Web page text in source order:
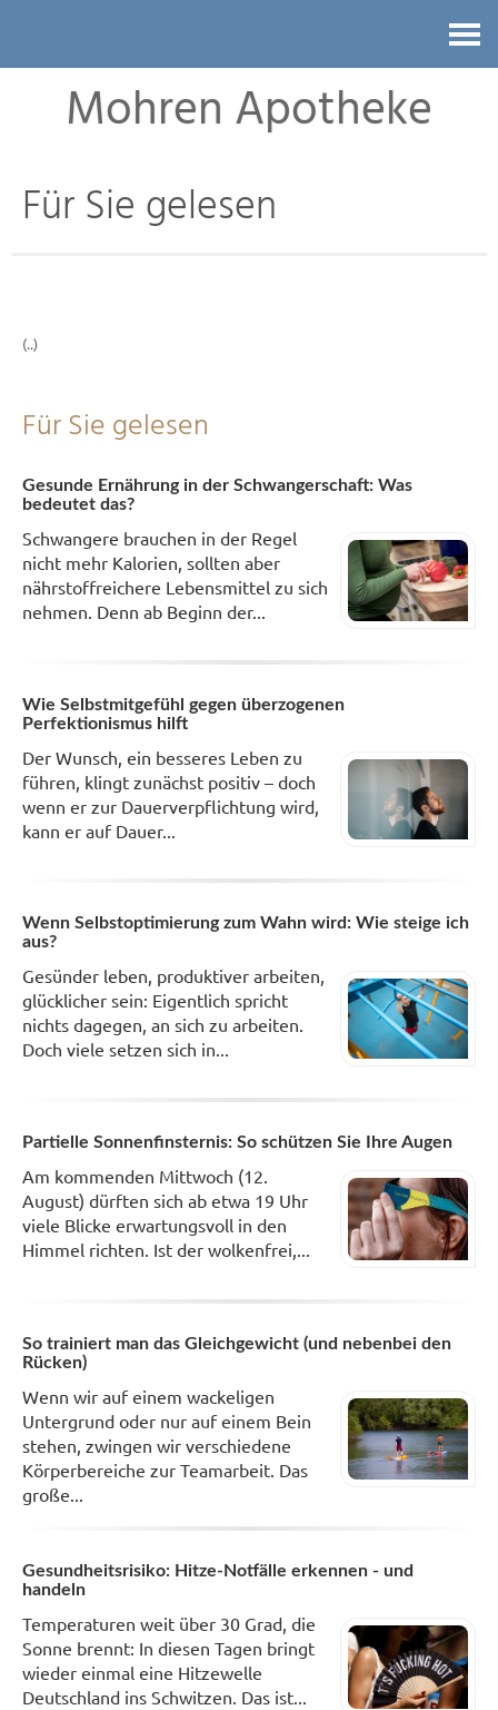
Mohren Apotheke
Für Sie gelesen
(..)
Für Sie gelesen
Gesunde Ernährung in der Schwangerschaft: Was
bedeutet das?
Schwangere brauchen in der Regel
nicht mehr Kalorien, sollten aber
nährstoffreichere Lebensmittel zu sich
nehmen. Denn ab Beginn der...
Wie Selbstmitgefühl gegen überzogenen
Perfektionismus hilft
Der Wunsch, ein besseres Leben zu
führen, klingt zunächst positiv – doch
wenn er zur Dauerverpflichtung wird,
kann er auf Dauer...
Wenn Selbstoptimierung zum Wahn wird: Wie steige ich
aus?
Gesünder leben, produktiver arbeiten,
glücklicher sein: Eigentlich spricht
nichts dagegen, an sich zu arbeiten.
Doch viele setzen sich in...
Partielle Sonnenfinsternis: So schützen Sie Ihre Augen
Am kommenden Mittwoch (12.
August) dürften sich ab etwa 19 Uhr
viele Blicke erwartungsvoll in den
Himmel richten. Ist der wolkenfrei,...
So trainiert man das Gleichgewicht (und nebenbei den
Rücken)
Wenn wir auf einem wackeligen
Untergrund oder nur auf einem Bein
stehen, zwingen wir verschiedene
Körperbereiche zur Teamarbeit. Das
große...
Gesundheitsrisiko: Hitze-Notfälle erkennen - und
handeln
Temperaturen weit über 30 Grad, die
Sonne brennt: In diesen Tagen bringt
wieder einmal eine Hitzewelle
Deutschland ins Schwitzen. Das ist...